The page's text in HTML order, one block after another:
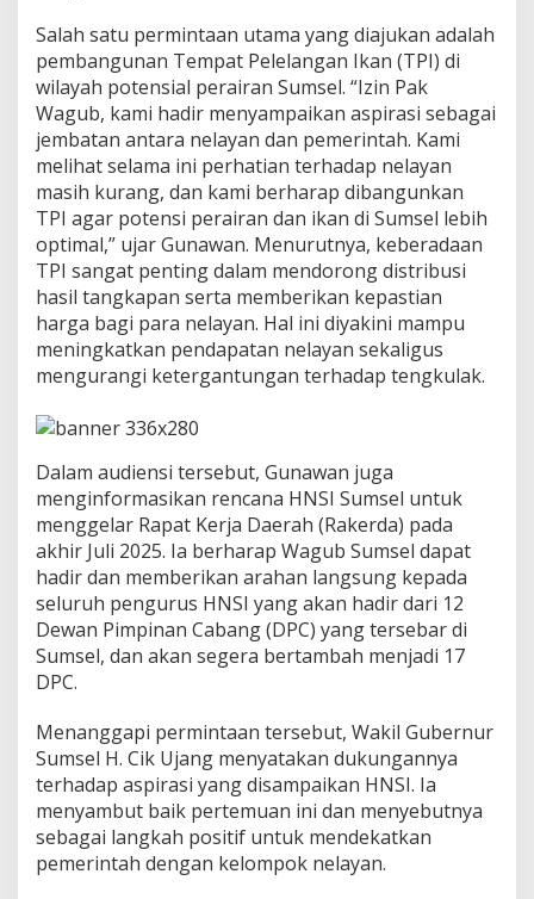
g
u
n
a
n
P
I
,
H
S
I
A
p
r
s
i
K
m
i
m
e
n
m
p
o
v
Salah satu permintaan utama yang diajukan adalah
pembangunan Tempat Pelelangan Ikan (TPI) di
wilayah potensial perairan Sumsel. “Izin Pak
Wagub, kami hadir menyampaikan aspirasi sebagai
jembatan antara nelayan dan pemerintah. Kami
melihat selama ini perhatian terhadap nelayan
masih kurang, dan kami berharap dibangunkan
TPI agar potensi perairan dan ikan di Sumsel lebih
optimal,” ujar Gunawan. Menurutnya, keberadaan
TPI sangat penting dalam mendorong distribusi
hasil tangkapan serta memberikan kepastian
harga bagi para nelayan. Hal ini diyakini mampu
meningkatkan pendapatan nelayan sekaligus
mengurangi ketergantungan terhadap tengkulak.
Dalam audiensi tersebut, Gunawan juga
menginformasikan rencana HNSI Sumsel untuk
menggelar Rapat Kerja Daerah (Rakerda) pada
akhir Juli 2025. Ia berharap Wagub Sumsel dapat
hadir dan memberikan arahan langsung kepada
seluruh pengurus HNSI yang akan hadir dari 12
Dewan Pimpinan Cabang (DPC) yang tersebar di
Sumsel, dan akan segera bertambah menjadi 17
DPC.
Menanggapi permintaan tersebut, Wakil Gubernur
Sumsel H. Cik Ujang menyatakan dukungannya
terhadap aspirasi yang disampaikan HNSI. Ia
menyambut baik pertemuan ini dan menyebutnya
sebagai langkah positif untuk mendekatkan
pemerintah dengan kelompok nelayan.